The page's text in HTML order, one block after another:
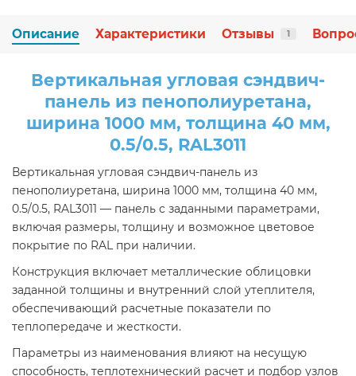
Описание Характеристики Отзывы 1
Вертикальная угловая сэндвич-
панель из пенополиуретана,
ширина 1000 мм, толщина 40 мм,
0.5/0.5, RAL3011
Вертикальная угловая сэндвич-панель из
пенополиуретана, ширина 1000 мм, толщина 40 мм,
0.5/0.5, RAL3011 — панель с заданными параметрами,
включая размеры, толщину и возможное цветовое
покрытие по RAL при наличии.
Конструкция включает металлические облицовки
заданной толщины и внутренний слой утеплителя,
обеспечивающий расчетные показатели по
теплопередаче и жесткости.
Параметры из наименования влияют на несущую
способность, теплотехнический расчет и подбор узлов